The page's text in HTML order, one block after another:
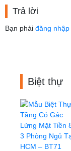
Trả lời
Bạn phải đăng nhập
Biệt thự